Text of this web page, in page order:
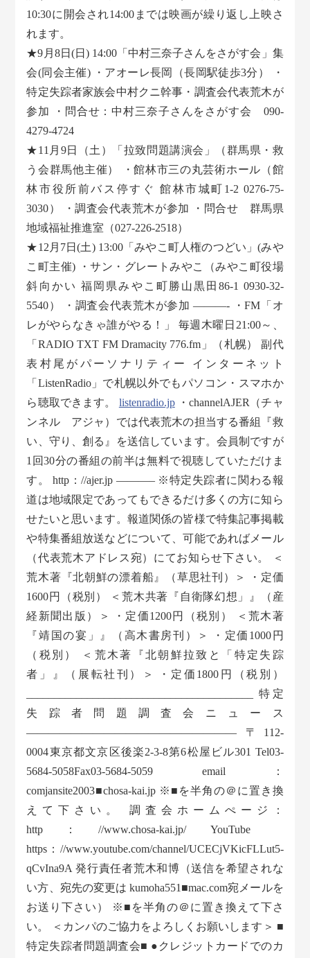
10:30に開会され14:00までは映画が繰り返し上映さ
れます。
★9月8日(日) 14:00「中村三奈子さんをさがす会」集
会(同会主催) ・アオーレ長岡（長岡駅徒歩3分） ・
特定失踪者家族会中村クニ幹事・調査会代表荒木が
参加 ・問合せ：中村三奈子さんをさがす会 090-
4279-4724
★11月9日（土）「拉致問題講演会」（群馬県・救
う会群馬他主催） ・館林市三の丸芸術ホール（館
林市役所前バス停すぐ 館林市城町1-2 0276-75-
3030） ・調査会代表荒木が参加 ・問合せ 群馬県
地域福祉推進室（027-226-2518）
★12月7日(土) 13:00「みやこ町人権のつどい」(みや
こ町主催) ・サン・グレートみやこ（みやこ町役場
斜向かい 福岡県みやこ町勝山黒田86-1 0930-32-
5540） ・調査会代表荒木が参加 ———- ・FM「オ
レがやらなきゃ誰がやる！」 毎週木曜日21:00～、
「RADIO TXT FM Dramacity 776.fm」（札幌） 副代
表村尾がパーソナリティー インターネット
「ListenRadio」で札幌以外でもパソコン・スマホか
ら聴取できます。 listenradio.jp・channelAJER（チャ
ンネル アジャ）では代表荒木の担当する番組『救
い、守り、創る』を送信しています。会員制ですが
1回30分の番組の前半は無料で視聴していただけま
す。 http：//ajer.jp ———– ※特定失踪者に関わる報
道は地域限定であってもできるだけ多くの方に知ら
せたいと思います。報道関係の皆様で特集記事掲載
や特集番組放送などについて、可能であればメール
（代表荒木アドレス宛）にてお知らせ下さい。 ＜
荒木著『北朝鮮の漂着船』（草思社刊）＞ ・定価
1600円（税別） ＜荒木共著『自衛隊幻想」』（産
経新聞出版）＞ ・定価1200円（税別） ＜荒木著
『靖国の宴」』（高木書房刊）＞ ・定価1000円
（税別） ＜荒木著『北朝鮮拉致と「特定失踪
者」』（展転社刊）＞ ・定価1800円（税別）
_________________________________________ 特定
失踪者問題調査会ニュース
——————————————————— 〒112-
0004東京都文京区後楽2-3-8第6松屋ビル301 Tel03-
5684-5058Fax03-5684-5059 email：
comjansite2003■chosa-kai.jp ※■を半角の＠に置き換
えて下さい。 調査会ホームぺージ：
http：//www.chosa-kai.jp/ YouTube
https：//www.youtube.com/channel/UCECjVKicFLLut5-
qCvIna9A 発行責任者荒木和博（送信を希望されな
い方、宛先の変更は kumoha551■mac.com宛メールを
お送り下さい） ※■を半角の＠に置き換えて下さ
い。 ＜カンパのご協力をよろしくお願いします＞ ■
特定失踪者問題調査会■ ●クレジットカードでのカ